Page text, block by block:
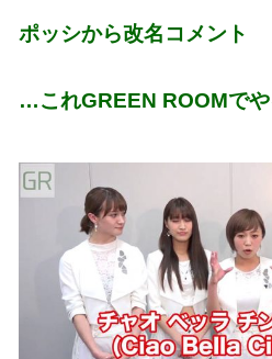
ポッシから改名コメント
…これGREEN ROOMでや